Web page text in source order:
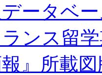
ータベ
ンス留
報』所載